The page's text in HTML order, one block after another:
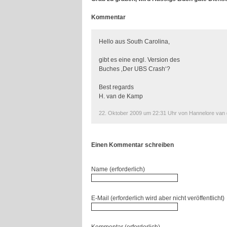
Kommentar
Hello aus South Carolina,
gibt es eine engl. Version des
Buches ‚Der UBS Crash‘?
Best regards
H. van de Kamp
22. Oktober 2009 um 22:31 Uhr von Hannelore van
Einen Kommentar schreiben
Name (erforderlich)
E-Mail (erforderlich wird aber nicht veröffentlicht)